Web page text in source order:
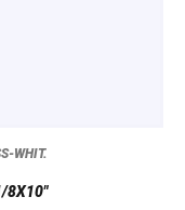
WHIT.
8X10"